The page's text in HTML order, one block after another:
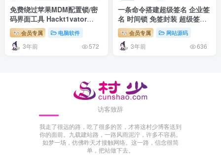
免费绕过苹果MDM配置锁/密
码界面工具 Hackt1vator
Unlock
会员专属 电脑软件
3年前 572
一条命令搭建超级签名 企业签
名 时间锁 免签封装 超级签
mdm 企业签mdm 应用分发
应用多开多合一系统
会员专属 网站源码
3年前 636
访客致辞
我走了很远的路，吃了很多的苦，才将这村少博客送到
你的面前。九载建站路，一路风雨泥泞，许多不容易。
如梦一场，仿佛昨天才接触网络。这一路，信念很简
单，把站做下去。